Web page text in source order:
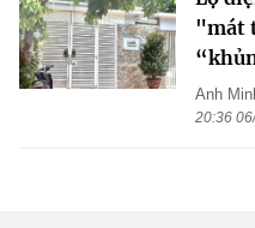
"mát
Anh
20:36